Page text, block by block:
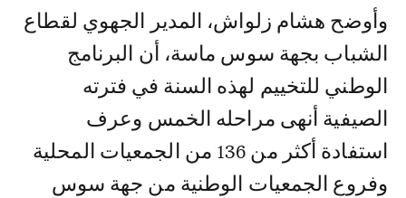
وأوضح هشام زلواش، المدير الجهوي لقطاع
الشباب بجهة سوس ماسة، أن البرنامج
الوطني للتخييم لهذه السنة في فترته
الصيفية أنهى مراحله الخمس وعرف
استفادة أكثر من 136 من الجمعيات المحلية
وفروع الجمعيات الوطنية من جهة سوس